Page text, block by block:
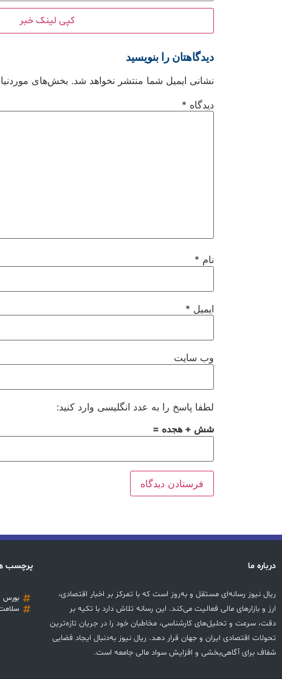
کپی لینک خبر
دیدگاهتان را بنویسید
نشانی ایمیل شما منتشر نخواهد شد. بخش‌های
دیدگاه *
نام *
ایمیل *
وب‌ سایت
لطفا پاسخ را به عدد انگلیسی وارد کنید:
شش + هجده =
درباره ما
ریال نیوز رسانه‌ای مستقل و به‌روز است که با تمرکز بر اخبار اقتصادی،
ارز و بازارهای مالی فعالیت می‌کند. این رسانه تلاش دارد با تکیه بر
دقت، سرعت و تحلیل‌های کارشناسی، مخاطبان خود را در جریان تازه‌ترین
تحولات اقتصادی ایران و جهان قرار دهد. ریال نیوز به‌دنبال ایجاد فضایی
شفاف برای آگاهی‌بخشی و افزایش سواد مالی جامعه است.
پرچسب
بورس